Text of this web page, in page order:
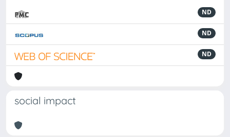
ND
ND
ND
social impact